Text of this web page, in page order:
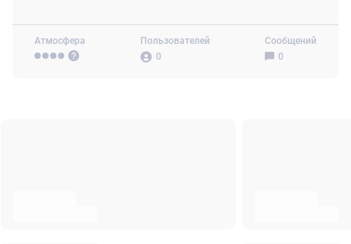
Атмосфера
Пользователей
0
Сообщений
0